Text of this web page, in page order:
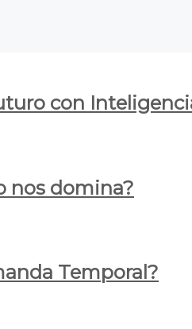
con
nos domina?
Temporal?